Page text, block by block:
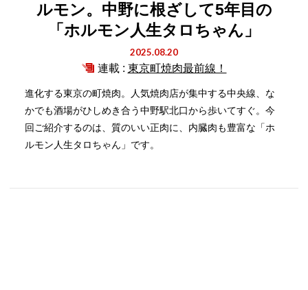
ルモン。中野に根ざして5年目の
「ホルモン人生タロちゃん」
2025.08.20
連載 : 東京町焼肉最前線！
進化する東京の町焼肉。人気焼肉店が集中する中央線、な
かでも酒場がひしめき合う中野駅北口から歩いてすぐ。今
回ご紹介するのは、質のいい正肉に、内臓肉も豊富な「ホ
ルモン人生タロちゃん」です。